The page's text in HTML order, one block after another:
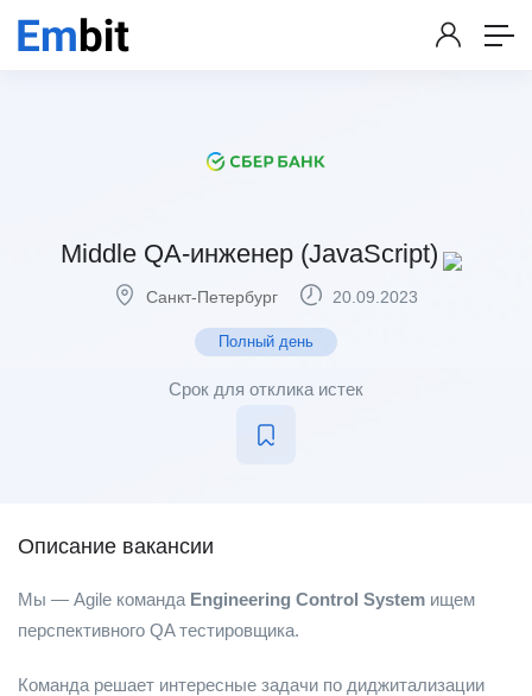
Middle QA-инженер (JavaScript)
Санкт-Петербург 20.09.2023
Полный день
Срок для отклика истек
Описание вакансии
Мы — Agile команда Engineering Control System ищем
перспективного QA тестировщика.
Команда решает интересные задачи по диджитализации